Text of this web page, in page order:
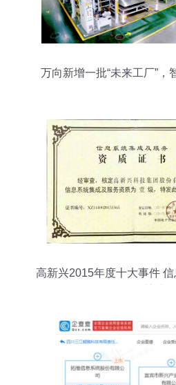
万向新增一批“未来工厂”，
高新兴2015年度十大事件